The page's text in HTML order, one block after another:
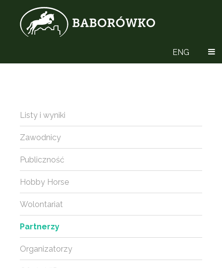
ENG
Listy i wyniki
Zawodnicy
Publiczność
Hobby Horse
Wolontariat
Partnerzy
Organizatorzy